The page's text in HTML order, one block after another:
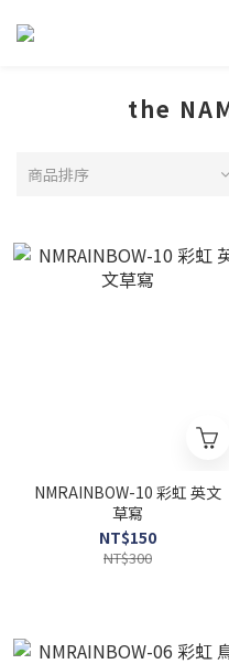
the
商品排序
NMRAINBOW-10 彩虹 英文
草寫
NT$150
NT$300